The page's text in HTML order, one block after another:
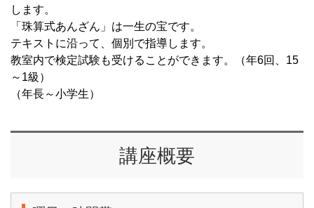
します。
「珠算式あんざん」は一生の宝です。
テキストに沿って、個別で指導します。
教室内で検定試験も受けることができます。（年6回、15
～1級）
（年長～小学生）
講座概要